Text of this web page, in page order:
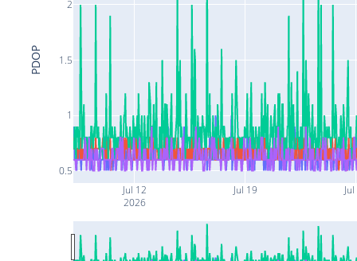
Jul 12
2026
Jul 19
0.5
1
1.5
2
PDOP